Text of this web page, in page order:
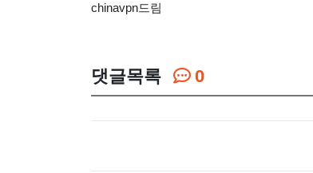
chinavpn드림
댓글목록 0